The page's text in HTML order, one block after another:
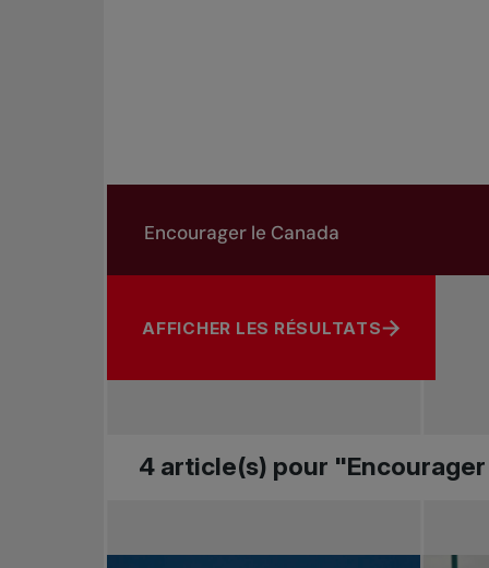
Rechercher par sujet, joueur ou autre
AFFICHER LES RÉSULTATS
4 article(s) pour